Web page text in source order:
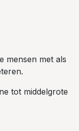
mensen met als
tot middelgrote